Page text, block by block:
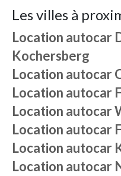
Les villes à
Location autocar
Kochersberg
Location autocar
Location autocar
Location autocar
Location autocar
Location autocar
Location autocar